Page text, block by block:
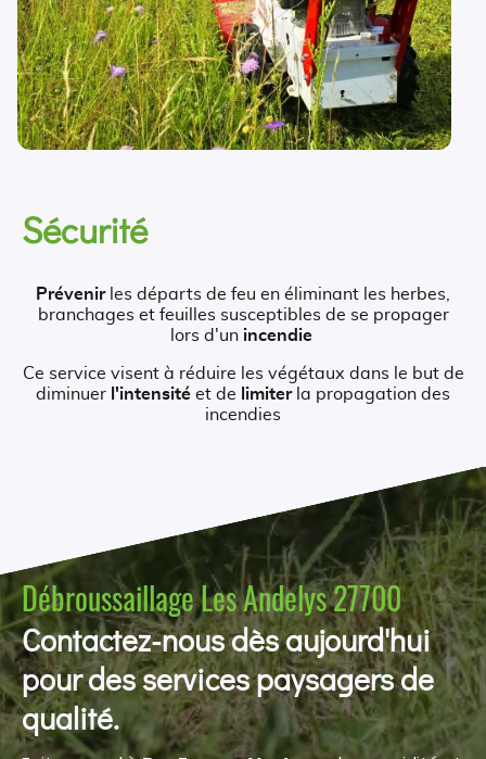
Sécurité
Prévenirles départs de feu en éliminant les herbes,
branchages et feuilles susceptibles de se propager
lors d'un incendie
Ce service visent à réduire les végétaux dans le but de
diminuer l'intensité et de limiterla propagation des
incendies
Débroussaillage Les Andelys 27700
Contactez-nous dès aujourd'hui
pour des services paysagers de
qualité.